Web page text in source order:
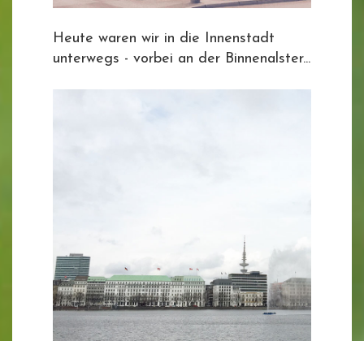
Heute waren wir in die Innenstadt
unterwegs - vorbei an der Binnenalster...